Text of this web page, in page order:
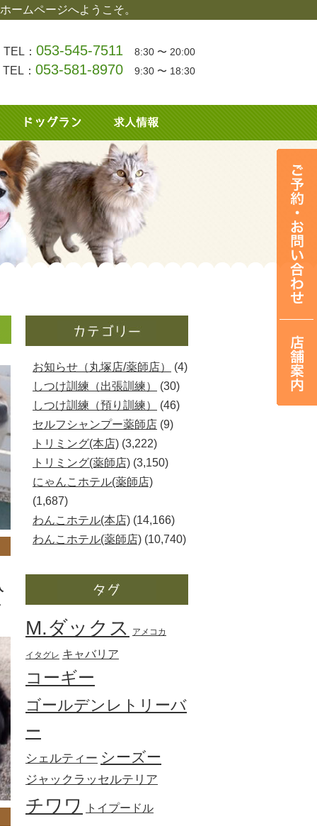
ームページへようこそ。
： 053-545-7511 8:30 〜 20:00
： 053-581-8970 9:30 〜 18:30
お知らせ（丸塚店/薬師店）
(4)
しつけ訓練（出張訓練）
(30)
しつけ訓練（預り訓練）
(46)
セルフシャンプー薬師店 (9)
トリミング(本店) (3,222)
トリミング(薬師店) (3,150)
にゃんこホテル(薬師店)
(1,687)
わんこホテル(本店) (14,166)
わんこホテル(薬師店) (10,740)
M.ダックス アメコカ
イタグレ キャバリア
コーギー
ゴールデンレトリーバ
ー
シェルティー シーズー
ジャックラッセルテリア
チワワ トイプードル